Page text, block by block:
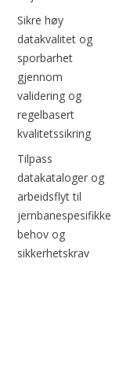
Sikre høy
datakvalitet og
sporbarhet
gjennom
validering og
regelbasert
kvalitetssikring
Tilpass
datakataloger og
arbeidsflyt til
jernbanespesifikke
behov og
sikkerhetskrav